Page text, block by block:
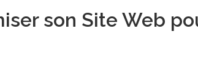
son Site Web